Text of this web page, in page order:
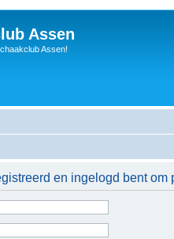
Assen
Assen!
en ingelogd bent om